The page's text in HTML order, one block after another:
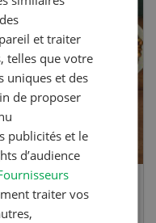
et traiter
telles que votre
uniques et des
de proposer
publicités et le
d’audience
traiter vos